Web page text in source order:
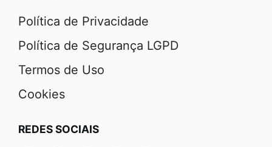
Política de Privacidade
Política de Segurança LGPD
Termos de Uso
Cookies
REDES SOCIAIS